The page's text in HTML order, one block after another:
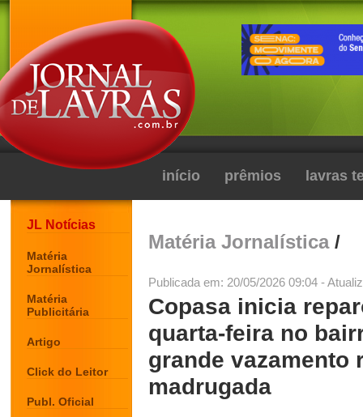
início prêmios lavras
JL Notícias
Matéria
Jornalística
Matéria
Publicitária
Artigo
Click do Leitor
Publ. Oficial
Matéria Jornalística/
Publicada em: 20/05/2026 09:04 -
Copasa inicia
quarta-feira no
grande vazamento
madrugada